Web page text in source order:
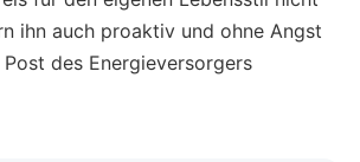
ihn auch proaktiv und ohne Angst
des Energieversorgers